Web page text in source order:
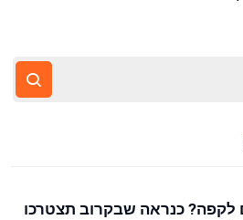
לקפה? כנראה שבקרוב תצטרכו